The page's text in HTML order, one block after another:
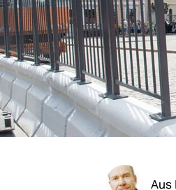
& hilfe
Aus